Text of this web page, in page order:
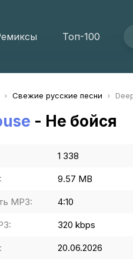
Топ-100
Свежие русские песни
- Не бойся
1 338
9.57 MB
MP3: 4:10
320 kbps
20.06.2026